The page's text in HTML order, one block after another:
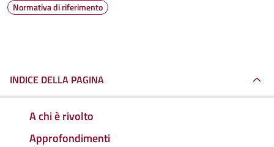
Normativa di riferimento
INDICE DELLA PAGINA
A chi è rivolto
Approfondimenti